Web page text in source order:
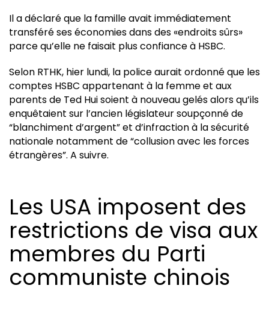
Il a déclaré que la famille avait immédiatement
transféré ses économies dans des «endroits sûrs»
parce qu’elle ne faisait plus confiance à HSBC.
Selon RTHK, hier lundi, la police aurait ordonné que les
comptes HSBC appartenant à la femme et aux
parents de Ted Hui soient à nouveau gelés alors qu’ils
enquêtaient sur l’ancien législateur soupçonné de
“blanchiment d’argent” et d’infraction à la sécurité
nationale notamment de “collusion avec les forces
étrangères”. A suivre.
Les USA imposent des
restrictions de visa aux
membres du Parti
communiste chinois